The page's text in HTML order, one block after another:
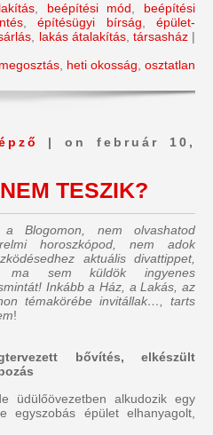
, beépítési mód
beépítési
,építésügyi bírság ,épület-
lakás átalakítás, társasház|
heti okosság osztatlan
| on február 10,
TESZIK?
Blogomon, nem olvashatod
horoszkópod, nem adok
aktuális divattippet,
ma sem küldök ingyenes
Inkább a Ház, a Lakás, az
témakörébe invitállak…, tarts
!
bővítés, elkészült
üdülőövezetben alkudozik egy
egyszobás épület elhanyagolt,